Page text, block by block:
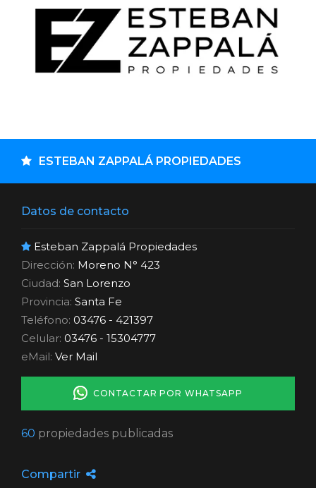
ESTEBAN ZAPPALÁ PROPIEDADES
Datos de contacto
Esteban Zappalá Propiedades
Dirección: Moreno N° 423
Ciudad: San Lorenzo
Provincia: Santa Fe
Teléfono: 03476 - 421397
Celular: 03476 - 15304777
eMail: Ver Mail
CONTACTAR POR WHATSAPP
60 propiedades publicadas
Compartir